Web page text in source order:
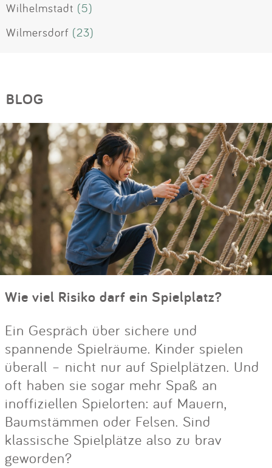
Wilhelmstadt (5)
Wilmersdorf (23)
BLOG
Wie viel Risiko darf ein Spielplatz?
Ein Gespräch über sichere und
spannende Spielräume. Kinder spielen
überall – nicht nur auf Spielplätzen. Und
oft haben sie sogar mehr Spaß an
inoffiziellen Spielorten: auf Mauern,
Baumstämmen oder Felsen. Sind
klassische Spielplätze also zu brav
geworden?